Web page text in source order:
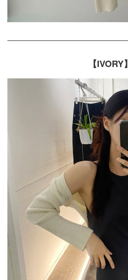
【IVORY】